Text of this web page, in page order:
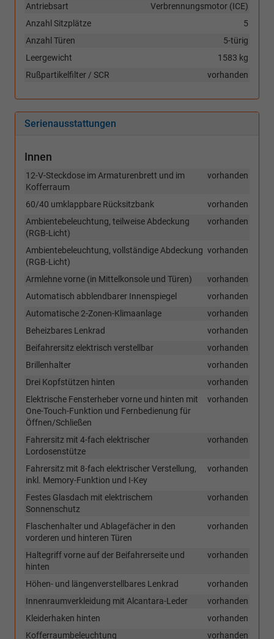
Verbrennungsmotor (ICE)
Antriebsart
5
Anzahl Sitzplätze
5-türig
Anzahl Türen
1583 kg
Leergewicht
vorhanden
Rußpartikelfilter / SCR
Serienausstattungen
Innen
vorhanden
12-V-Steckdose im Armaturenbrett und im
Kofferraum
vorhanden
60/40 umklappbare Rücksitzbank
vorhanden
Ambientebeleuchtung, teilweise Abdeckung
(RGB-Licht)
vorhanden
Ambientebeleuchtung, vollständige Abdeckung
(RGB-Licht)
vorhanden
Armlehne vorne (in Mittelkonsole und Türen)
vorhanden
Automatisch abblendbarer Innenspiegel
vorhanden
Automatische 2-Zonen-Klimaanlage
vorhanden
Beheizbares Lenkrad
vorhanden
Beifahrersitz elektrisch verstellbar
vorhanden
Brillenhalter
vorhanden
Drei Kopfstützen hinten
vorhanden
Elektrische Fensterheber vorne und hinten mit
One-Touch-Funktion und Fernbedienung für
Öffnen/Schließen
vorhanden
Fahrersitz mit 4-fach elektrischer
Lordosenstütze
vorhanden
Fahrersitz mit 8-fach elektrischer Verstellung,
inkl. Memory-Funktion und I-Key
vorhanden
Festes Glasdach mit elektrischem
Sonnenschutz
vorhanden
Flaschenhalter und Ablagefächer in den
vorderen und hinteren Türen
vorhanden
Haltegriff vorne auf der Beifahrerseite und
hinten
vorhanden
Höhen- und längenverstellbares Lenkrad
vorhanden
Innenraumverkleidung mit Alcantara-Leder
vorhanden
Kleiderhaken hinten
vorhanden
Kofferraumbeleuchtung